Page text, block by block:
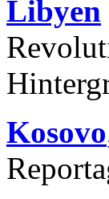
Libyen
Kosovo